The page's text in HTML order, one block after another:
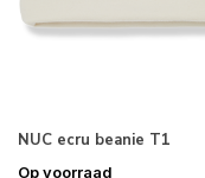
NUC ecru beanie T1
Op voorraad